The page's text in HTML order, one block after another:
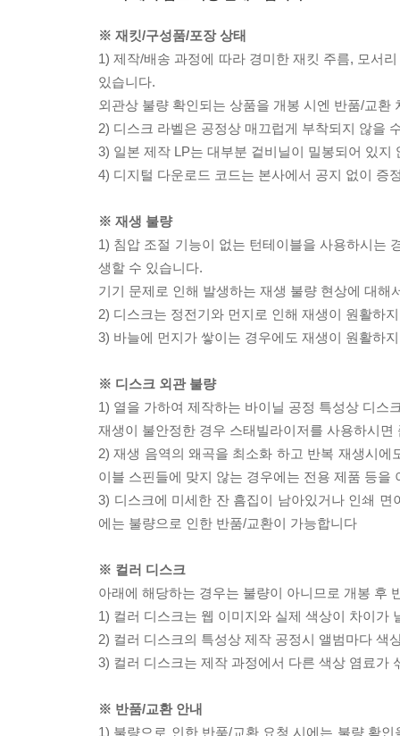
※ 재킷/구성품/포장 상태
1) 제작/배송 과정에 따라 경미한 재킷 주름, 모서
있습니다.
외관상 불량 확인되는 상품을 개봉 시엔 반품/교환
2) 디스크 라벨은 공정상 매끄럽게 부착되지 않을
3) 일본 제작 LP는 대부분 겉비닐이 밀봉되어 있지
4) 디지털 다운로드 코드는 본사에서 공지 없이 증
※ 재생 불량
1) 침압 조절 기능이 없는 턴테이블을 사용하시는
생할 수 있습니다.
기기 문제로 인해 발생하는 재생 불량 현상에 대
2) 디스크는 정전기와 먼지로 인해 재생이 원활하
3) 바늘에 먼지가 쌓이는 경우에도 재생이 원활하
※ 디스크 외관 불량
1) 열을 가하여 제작하는 바이닐 공정 특성상 디스
재생이 불안정한 경우 스태빌라이저를 사용하시
2) 재생 음역의 왜곡을 최소화 하고 반복 재생시
이블 스핀들에 맞지 않는 경우에는 전용 제품 등
3) 디스크에 미세한 잔 흠집이 남아있거나 인쇄
에는 불량으로 인한 반품/교환이 가능합니다
※ 컬러 디스크
아래에 해당하는 경우는 불량이 아니므로 개봉 후
1) 컬러 디스크는 웹 이미지와 실제 색상이 차이가
2) 컬러 디스크의 특성상 제작 공정시 앨범마다 색
3) 컬러 디스크는 제작 과정에서 다른 색상 염료가
※ 반품/교환 안내
1) 불량으로 인한 반품/교환 요청 시에는 불량 확